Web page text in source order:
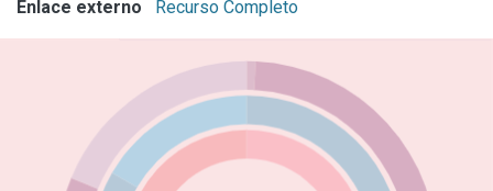
Enlace externo Recurso Completo